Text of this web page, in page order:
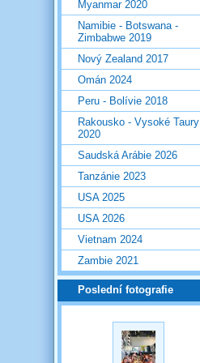
Myanmar 2020
Namibie - Botswana -
Zimbabwe 2019
Nový Zealand 2017
Omán 2024
Peru - Bolívie 2018
Rakousko - Vysoké Taury
2020
Saudská Arábie 2026
Tanzánie 2023
USA 2025
USA 2026
Vietnam 2024
Zambie 2021
Poslední fotografie